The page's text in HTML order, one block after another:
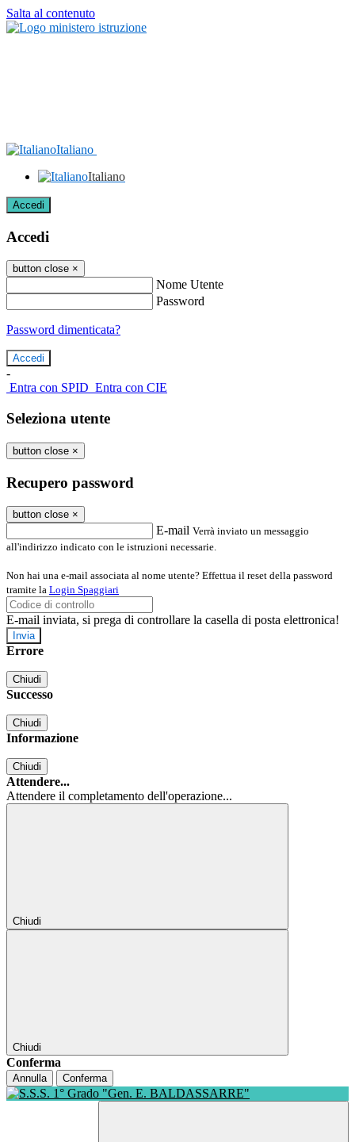
Salta al contenuto
Italiano
Italiano
Accedi
Accedi
button close ×
Nome Utente
Password
Password dimenticata?
-
Entra con SPID Entra con CIE
Seleziona utente
button close ×
Recupero password
button close ×
E-mail Verrà inviato un messaggio
all'indirizzo indicato con le istruzioni necessarie.
Non hai una e-mail associata al nome utente? Effettua il reset della password
tramite la Login Spaggiari
E-mail inviata, si prega di controllare la casella di posta elettronica!
Errore
Chiudi
Successo
Chiudi
Informazione
Chiudi
Attendere...
Attendere il completamento dell'operazione...
Chiudi
Chiudi
Conferma
Annulla Conferma